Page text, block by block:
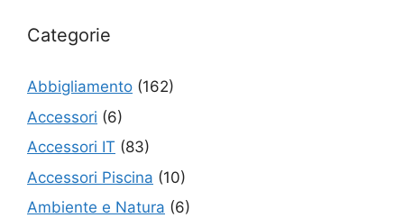
Categorie
Abbigliamento (162)
Accessori (6)
Accessori IT (83)
Accessori Piscina (10)
Ambiente e Natura (6)